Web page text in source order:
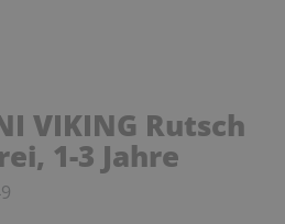
VIKING Rutsch
1-3 Jahre